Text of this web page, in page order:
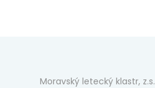
Moravský letecký klastr, z.s.